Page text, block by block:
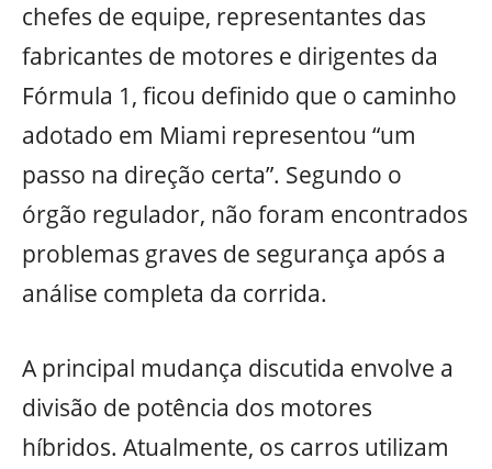
chefes de equipe, representantes das
fabricantes de motores e dirigentes da
Fórmula 1, ficou definido que o caminho
adotado em Miami representou “um
passo na direção certa”. Segundo o
órgão regulador, não foram encontrados
problemas graves de segurança após a
análise completa da corrida.
A principal mudança discutida envolve a
divisão de potência dos motores
híbridos. Atualmente, os carros utilizam